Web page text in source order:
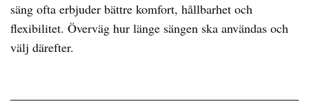
säng ofta erbjuder bättre komfort, hållbarhet och
flexibilitet. Överväg hur länge sängen ska användas och
välj därefter.